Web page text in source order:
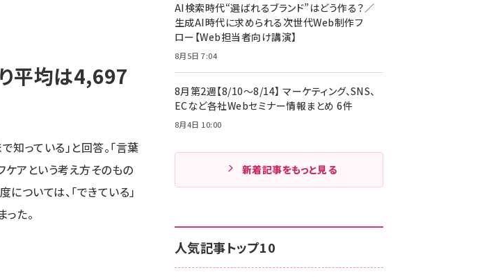
り平均は4,697
知っている」と回答。「言葉
ケアという考え方そのもの
ついては、「できている」
た。
AI検索時代“選ばれるブランド”はどう作る？／
生成AI時代に求められる次世代Web制作フ
ロー【Web担当者向け講演】
8月5日 7:04
8月第2週【8/10～8/14】 マーケティング、SNS、
ECなど各社Webセミナー情報まとめ 6件
8月4日 10:00
新着記事をもっと見る
人気記事トップ10